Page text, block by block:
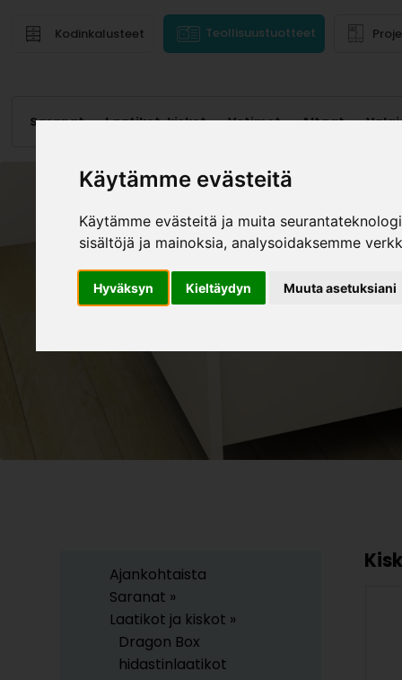
Käytämme evästeitä
Käytämme evästeitä ja muita
sisältöjä ja mainoksia, analysoidaksemme
Hyväksyn Kieltäydyn Muuta asetuksiani
Kodinkalusteet Teollisuustuotteet
Saranat Laatikot, kiskot Vetimet Altaat
Ajankohtaista
Saranat »
Laatikot ja kiskot »
Dragon Box
hidastinlaatikot